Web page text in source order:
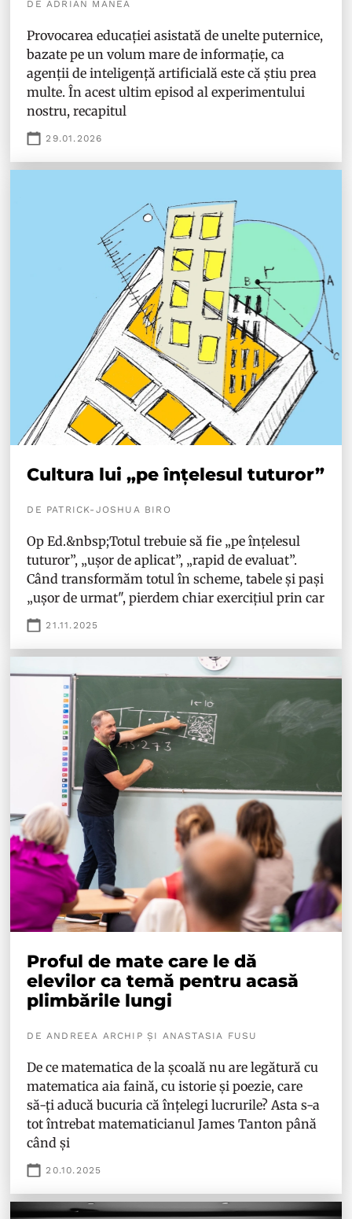
DE ADRIAN MANEA
Provocarea educației asistată de unelte puternice,
bazate pe un volum mare de informație, ca
agenții de inteligență artificială este că știu prea
multe. În acest ultim episod al experimentului
nostru, recapitul
29.01.2026
Cultura lui „pe înțelesul tuturor”
DE PATRICK-JOSHUA BIRO
Op Ed.&nbsp;Totul trebuie să fie „pe înțelesul
tuturor”, „ușor de aplicat”, „rapid de evaluat”.
Când transformăm totul în scheme, tabele și pași
„ușor de urmat", pierdem chiar exercițiul prin car
21.11.2025
Proful de mate care le dă
elevilor ca temă pentru acasă
plimbările lungi
DE ANDREEA ARCHIP ȘI ANASTASIA FUSU
De ce matematica de la școală nu are legătură cu
matematica aia faină, cu istorie și poezie, care
să-ți aducă bucuria că înțelegi lucrurile? Asta s-a
tot întrebat matematicianul James Tanton până
când și
20.10.2025